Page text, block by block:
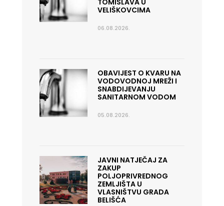
TOMISLAVA U
VELIŠKOVCIMA
06.08.2026.
OBAVIJEST O KVARU NA
VODOVODNOJ MREŽI I
SNABDIJEVANJU
SANITARNOM VODOM
05.08.2026.
JAVNI NATJEČAJ ZA
ZAKUP
POLJOPRIVREDNOG
ZEMLJIŠTA U
VLASNIŠTVU GRADA
BELIŠĆA